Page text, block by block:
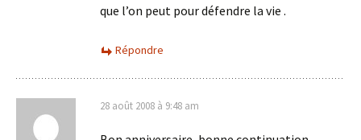
que l’on peut pour défendre la vie .
Répondre
28 août 2008 à 9:48 am